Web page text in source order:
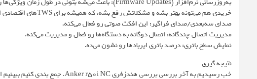
خریدی هم می‌تونه بهتر بشه و مشکلاتش رفع بشه، که همیشه برای TWSهای اقتصادی اینجوری نیست.
صدای سه‌بعدی/صدای فراگیر: این افکت صوتی رو فعال می‌کنه.
مدیریت اتصال چندگانه: اتصال دوگانه به دستگاه‌ها رو فعال و مدیریت می‌کنه.
نمایش سطح باتری: درصد باتری ایربادها رو نشون می‌ده.
نتیجه‌ گیری